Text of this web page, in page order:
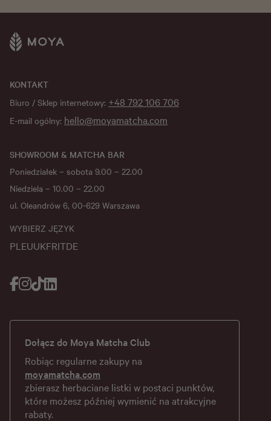
KONTAKT
Biuro / Sklep internetowy: +48 792 106 706
E-mail ogólny: hello@moyamatcha.com
SHOWROOM & MATCHA BAR
Poniedziałek – sobota 9.00 – 22.00
Niedziela – 10.00 – 22.00
ul. Oleandrów 6, 00-629 Warszawa
WYBIERZ JĘZYK
PL EUUKFRITDE
Dołącz do Moya Matcha Club
Robiąc regularne zakupy na
moyamatcha.com
zbierasz herbaciane listki w postaci punktów,
które możesz później wymienić na atrakcyjne
rabaty.